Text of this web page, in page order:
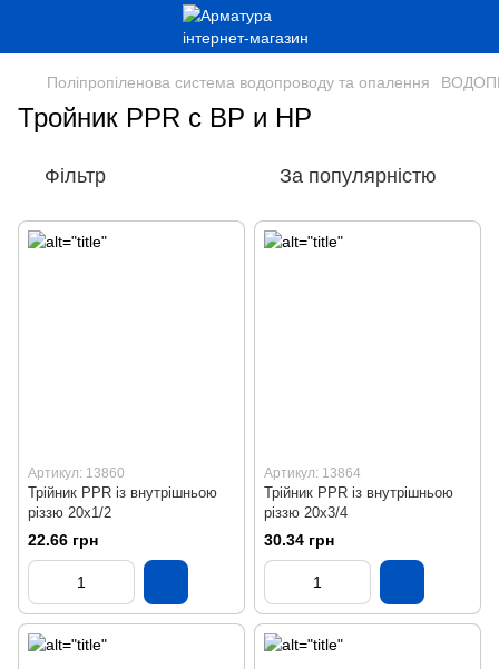
Поліпропіленова система водопроводу та опалення
Тройник PPR с ВР и НР
Фільтр За популярністю
Артикул: 13860
Трійник PPR із внутрішньою
різзю 20х1/2
22.66 грн
Артикул: 13864
Трійник PPR із внутрішньою
різзю 20х3/4
30.34 грн